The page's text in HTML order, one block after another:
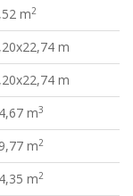
m2
m
m
m3
m2
m2